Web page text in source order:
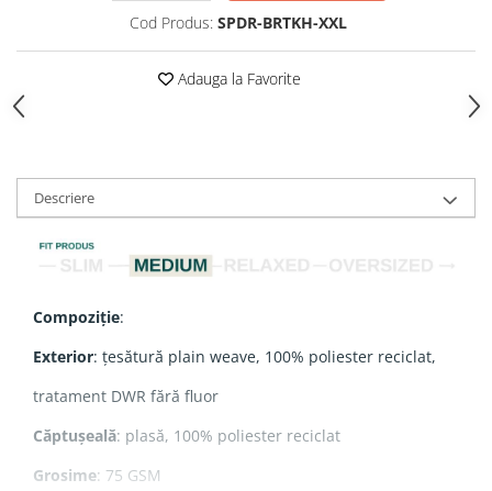
Cod Produs: SPDR-BRTKH-XXL
Adauga la Favorite
Descriere
Compoziție:
Exterior: țesătură plain weave, 100% poliester reciclat,
tratament DWR fără fluor
Căptușeală: plasă, 100% poliester reciclat
Grosime: 75 GSM